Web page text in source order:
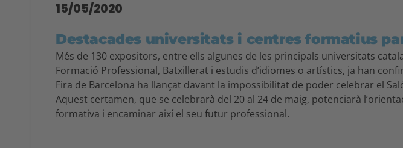
15/05/2020
Destacades universitats i centres formatius
Més de 130 expositors, entre ells algunes de les principals universitats
Formació Professional, Batxillerat i estudis d’idiomes o artístics, ja han
Fira de Barcelona ha llançat davant la impossibilitat de poder celebrar el
Aquest certamen, que se celebrarà del 20 al 24 de maig, potenciarà
formativa i encaminar així el seu futur professional.